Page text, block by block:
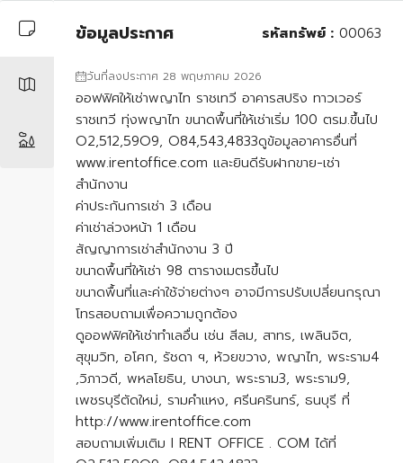
ข้อมูลประกาศ รหัสทรัพย์ : 00063
วันที่ลงประกาศ 28 พฤษภาคม 2026
ออฟฟิศให้เช่าพญาไท ราชเทวี อาคารสปริง ทาวเวอร์
ราชเทวี ทุ่งพญาไท ขนาดพื้นที่ให้เช่าเริ่ม 100 ตรม.ขึ้นไป
O2,512,59O9, O84,543,4833ดูข้อมูลอาคารอื่นที่
www.irentoffice.com และยินดีรับฝากขาย-เช่า
สำนักงาน
ค่าประกันการเช่า 3 เดือน
ค่าเช่าล่วงหน้า 1 เดือน
สัญญาการเช่าสำนักงาน 3 ปี
ขนาดพื้นที่ให้เช่า 98 ตารางเมตรขึ้นไป
ขนาดพื้นที่และค่าใช้จ่ายต่างๆ อาจมีการปรับเปลี่ยนกรุณา
โทรสอบถามเพื่อความถูกต้อง
ดูออฟฟิศให้เช่าทำเลอื่น เช่น สีลม, สาทร, เพลินจิต,
สุขุมวิท, อโศก, รัชดา ฯ, ห้วยขวาง, พญาไท, พระราม4
,วิภาวดี, พหลโยธิน, บางนา, พระราม3, พระราม9,
เพชรบุรีตัดใหม่, รามคำแหง, ศรีนครินทร์, ธนบุรี ที่
http://www.irentoffice.com
สอบถามเพิ่มเติม I RENT OFFICE . COM ได้ที่